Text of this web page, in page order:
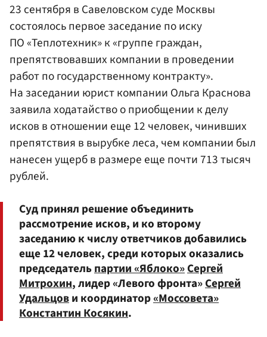
23 сентября в Савеловском суде Москвы
состоялось первое заседание по иску
ПО «Теплотехник» к «группе граждан,
препятствовавших компании в проведении
работ по государственному контракту».
На заседании юрист компании Ольга Краснова
заявила ходатайство о приобщении к делу
исков в отношении еще 12 человек, чинивших
препятствия в вырубке леса, чем компании был
нанесен ущерб в размере еще почти 713 тысяч
рублей.
Суд принял решение объединить
рассмотрение исков, и ко второму
заседанию к числу ответчиков добавились
еще 12 человек, среди которых оказались
председательпартии «Яблоко»Сергей
Митрохин, лидер «Левого фронта»Сергей
Удальцови координатор«Моссовета»
Константин Косякин.